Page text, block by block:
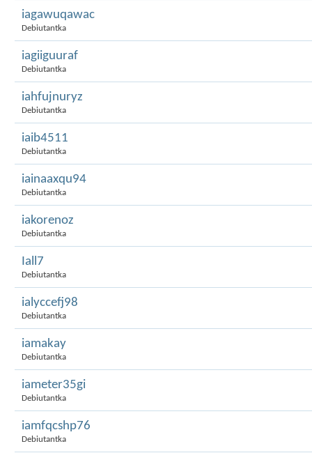
iagawuqawac
Debiutantka
iagiiguuraf
Debiutantka
iahfujnuryz
Debiutantka
iaib4511
Debiutantka
iainaaxqu94
Debiutantka
iakorenoz
Debiutantka
Iall7
Debiutantka
ialyccefj98
Debiutantka
iamakay
Debiutantka
iameter35gi
Debiutantka
iamfqcshp76
Debiutantka